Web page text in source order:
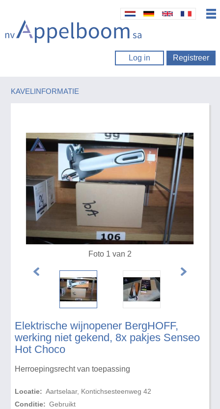
Log in Registreer
KAVELINFORMATIE
Elektrische wijnopener BergHOFF,
werking niet gekend, 8x pakjes Senseo
Hot Choco
Herroepingsrecht van toepassing
Locatie: Aartselaar, Kontichsesteenweg 42
Conditie: Gebruikt
Foto 1 van 2